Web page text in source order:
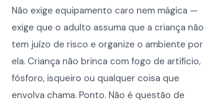
Não exige equipamento caro nem mágica —
exige que o adulto assuma que a criança não
tem juízo de risco e organize o ambiente por
ela. Criança não brinca com fogo de artifício,
fósforo, isqueiro ou qualquer coisa que
envolva chama. Ponto. Não é questão de